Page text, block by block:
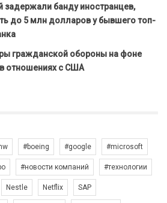
задержали банду иностранцев,
до 5 млн долларов у бывшего топ-
гражданской обороны на фоне
отношениях с США
#boeing #google #microsoft
#новости компаний #технологии
Nestle Netflix SAP